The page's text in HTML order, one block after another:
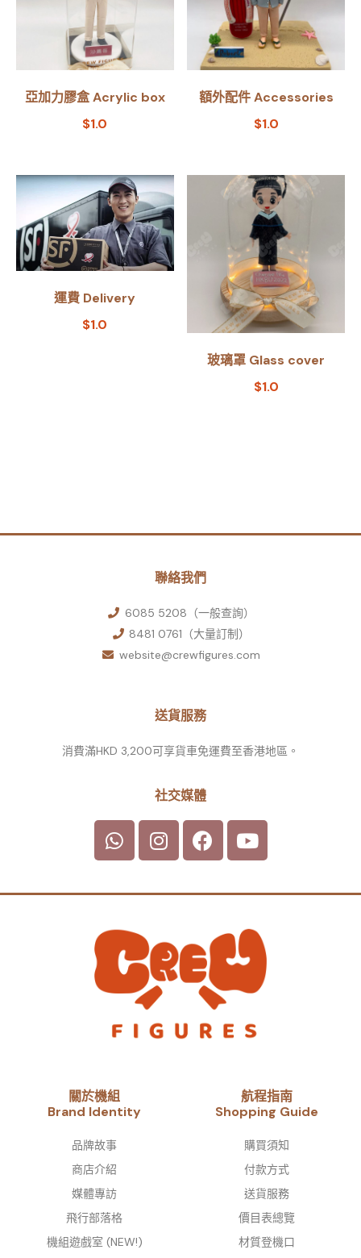
亞加力膠盒 Acrylic box
$1.0
額外配件 Accessories
$1.0
運費 Delivery
$1.0
玻璃罩 Glass cover
$1.0
聯絡我們
6085 5208（一般查詢）
8481 0761（大量訂制）
website@crewfigures.com
送貨服務
消費滿HKD 3,200可享貨車免運費至香港地區。
社交媒體
關於機組
Brand Identity​
品牌故事​
商店介紹
媒體專訪
飛行部落格
機組遊戲室 (NEW!)
航程指南
Shopping Guide
購買須知
付款方式
送貨服務
價目表總覽
材質登機口